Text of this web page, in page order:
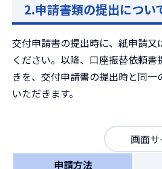
2.申請書類の提出につい
交付申請書の提出時に、紙申請又
ください。以降、口座振替依頼
きを、交付申請書の提出時と同一
いただきます。
画面
申請方法